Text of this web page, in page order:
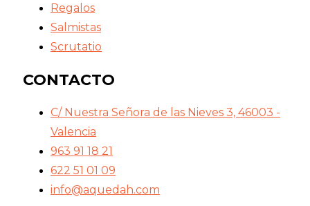
Regalos
Salmistas
Scrutatio
CONTACTO
C/ Nuestra Señora de las Nieves 3, 46003 -
Valencia
963 91 18 21
622 51 01 09
info@aquedah.com